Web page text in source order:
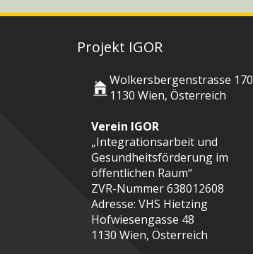
Projekt IGOR
Wolkersbergenstrasse 170
1130 Wien, Österreich
Verein IGOR
„Integrationsarbeit und
Gesundheitsförderung im
öffentlichen Raum“
ZVR-Nummer 638012608
Adresse: VHS Hietzing
Hofwiesengasse 48
1130 Wien, Österreich